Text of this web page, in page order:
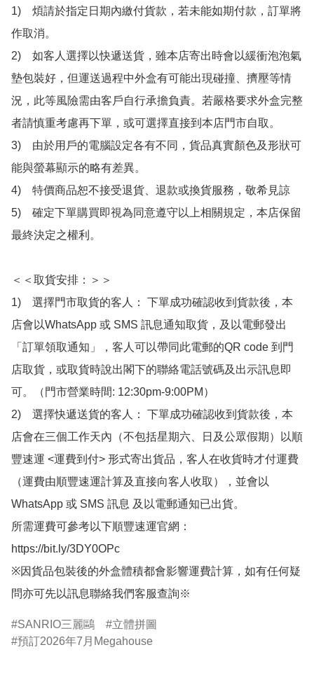
1)　煩請於指定日期內繳付貨款，若未能如期付款，訂單將
作取消。
2)　如客人選擇以快遞送貨，雖本店寄出時會以緩衝泡泡氣
墊包裝好，但運送過程中外盒有可能出現碰撞、擠壓等情
況，此等風險需由客戶自行承擔負責。若嚴格要求外盒完整
者請慎重考慮再下單，或可選擇直接到本店門市自取。
3)　由於用戶的電腦設定各有不同，貨品真實顏色及形狀可
能與螢幕顯示的略有差異。
4)　特價商品恕不接受退貨、退款或換貨服務，敬希見諒
5)　確定下單購買即視為同意遵守以上相關規定，本店保留
最終決定之權利。
＜＜取貨安排：＞＞
1)　選擇門市取貨的客人： 下單成功確認收到貨款後，本
店會以WhatsApp 或 SMS 訊息通知取貨，及以電郵發出
「訂單領取通知」，客人可以帶同此電郵的QR code 到門
店取貨，或取貨時說出閣下的聯絡電話號碼及出示訊息即
可。（門市營業時間: 12:30pm-9:00PM）
2)　選擇快遞送貨的客人： 下單成功確認收到貨款後，本
店會在三個工作天內（不包括星期六、日及公眾假期）以順
豐速運 <運費到付> 形式寄出貨品，客人在收貨時才付運費
（運費由順豐速運計算及直接向客人收取），並會以
WhatsApp 或 SMS 訊息 及以電郵通知已出貨。
所需運費可參考以下順豐速運官網：
https://bit.ly/3DY0OPc
※因貨品包裝後的外盒體積都會影響運費計算，如有任何疑
問亦可先以訊息聯絡我們客服查詢※
SANRIO三麗鷗
立體拼圖
預訂2026年7月Megahouse